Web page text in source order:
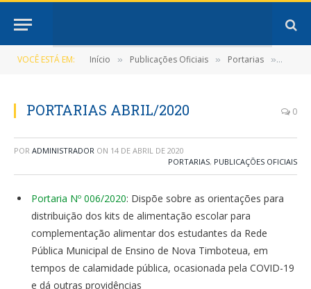
VOCÊ ESTÁ EM: Início » Publicações Oficiais » Portarias »
PORTARIAS ABRIL/2020 0
POR ADMINISTRADOR ON 14 DE ABRIL DE 2020
PORTARIAS, PUBLICAÇÕES OFICIAIS
Portaria Nº 006/2020: Dispõe sobre as orientações para
distribuição dos kits de alimentação escolar para
complementação alimentar dos estudantes da Rede
Pública Municipal de Ensino de Nova Timboteua, em
tempos de calamidade pública, ocasionada pela COVID-19
e dá outras providências